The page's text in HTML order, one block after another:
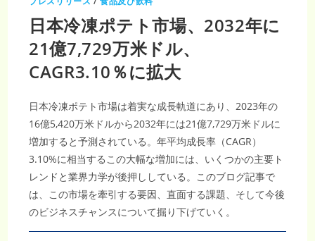
す
｜
3.2%
の
CAGR
成
長
予
日本冷凍ポテト市場、2032年に
21億7,729万米ドル、
CAGR3.10％に拡大
日本冷凍ポテト市場は着実な成長軌道にあり、2023年の
16億5,420万米ドルから2032年には21億7,729万米ドルに
増加すると予測されている。年平均成長率（CAGR）
3.10%に相当するこの大幅な増加には、いくつかの主要ト
レンドと業界力学が後押ししている。このブログ記事で
は、この市場を牽引する要因、直面する課題、そして今後
のビジネスチャンスについて掘り下げていく。